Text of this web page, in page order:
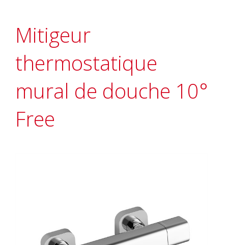
Mitigeur
thermostatique
mural de douche 10°
Free